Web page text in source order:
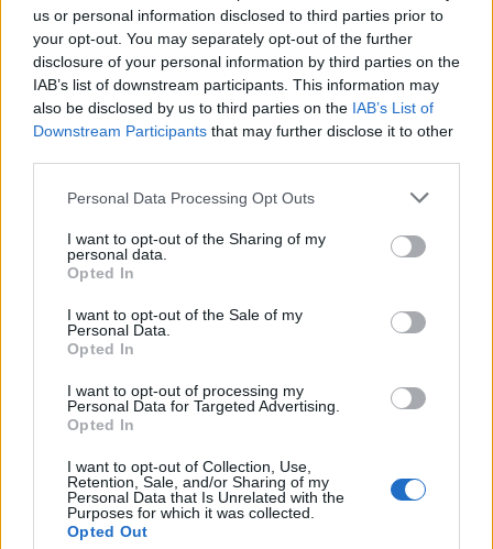
us or personal information disclosed to third parties prior to
your opt-out. You may separately opt-out of the further
disclosure of your personal information by third parties on the
IAB’s list of downstream participants. This information may
also be disclosed by us to third parties on the IAB’s List of
Downstream Participants that may further disclose it to other
Personal Data Processing Opt Outs
I want to opt-out of the Sharing of my
personal data.
Opted In
I want to opt-out of the Sale of my
Personal Data.
Opted In
I want to opt-out of processing my
Personal Data for Targeted Advertising.
Opted In
I want to opt-out of Collection, Use,
Retention, Sale, and/or Sharing of my
Personal Data that Is Unrelated with the
Purposes for which it was collected.
Opted Out
ΔΙΑΦΗΜΙΣΗ
ΣΧΕΤΙΚΑ ΑΡΘΡΑ